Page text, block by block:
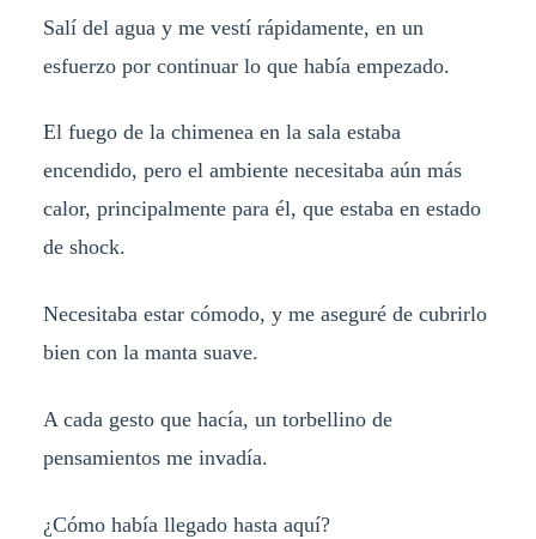
Salí del agua y me vestí rápidamente, en un
esfuerzo por continuar lo que había empezado.
El fuego de la chimenea en la sala estaba
encendido, pero el ambiente necesitaba aún más
calor, principalmente para él, que estaba en estado
de shock.
Necesitaba estar cómodo, y me aseguré de cubrirlo
bien con la manta suave.
A cada gesto que hacía, un torbellino de
pensamientos me invadía.
¿Cómo había llegado hasta aquí?